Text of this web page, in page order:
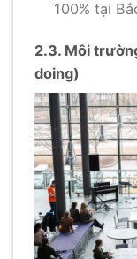
100% tại
2.3. Môi
doing)